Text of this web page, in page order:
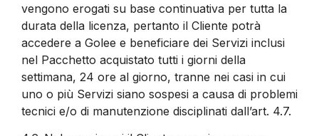
vengono erogati su base continuativa per tutta la
durata della licenza, pertanto il Cliente potrà
accedere a Golee e beneficiare dei Servizi inclusi
nel Pacchetto acquistato tutti i giorni della
settimana, 24 ore al giorno, tranne nei casi in cui
uno o più Servizi siano sospesi a causa di problemi
tecnici e/o di manutenzione disciplinati dall’art. 4.7.